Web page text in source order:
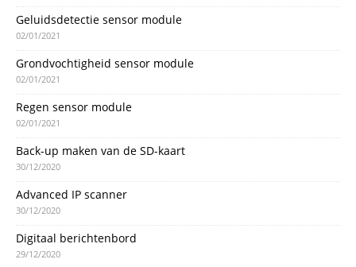
Geluidsdetectie sensor module
02/01/2021
Grondvochtigheid sensor module
02/01/2021
Regen sensor module
02/01/2021
Back-up maken van de SD-kaart
30/12/2020
Advanced IP scanner
30/12/2020
Digitaal berichtenbord
29/12/2020